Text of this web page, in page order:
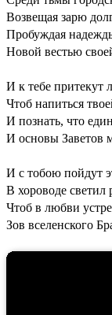
Возвещая зарю
Пробуждая
Новой вестью
И к тебе притекут
Чтоб напиться
И познать, что
И основы Заветов
И с тобою пойдут
В хороводе светил
Чтоб в любви
Зов вселенского